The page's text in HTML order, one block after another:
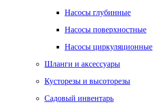
Насосы глубинные
Насосы поверхностные
Насосы циркуляционные
Шланги и аксессуары
Кусторезы и высоторезы
Садовый инвентарь